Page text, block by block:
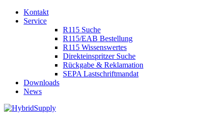
Kontakt
Service
R115 Suche
R115/EAB Bestellung
R115 Wissenswertes
Direkteinspritzer Suche
Rückgabe & Reklamation
SEPA Lastschriftmandat
Downloads
News